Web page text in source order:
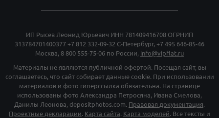
ИП Рысев Леонид Юрьевич ИНН 781409416708 ОГРНИП
313784701400377 +7 812 332-09-32 С-Петербург, +7 495 646-85-46
Москва, 8 800 555-75-06 по России, info@vipflat.ru
Материалы не являются публичной офертой. Посещая сайт, вы
соглашаетесь, что сайт собирает данные cookie. При использовании
материалов и фото гиперссылка обязательна. На странице
использованы фото Александра Петросяна, Ивана Смелова,
Данилы Леонова, depositphotos.com. Правовая документация.
Проектные декларации. Карта сайта. Карта моделей. Все тексты и